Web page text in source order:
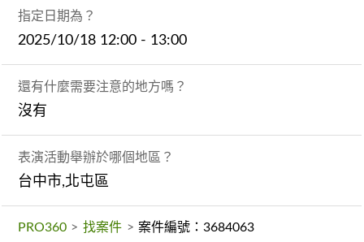
指定日期為？
2025/10/18 12:00 - 13:00
還有什麼需要注意的地方嗎？
沒有
表演活動舉辦於哪個地區？
台中市,北屯區
PRO360 > 找案件 > 案件編號：3684063